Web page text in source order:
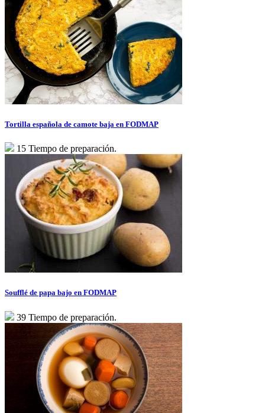
Tortilla española de camote baja en FODMAP
15 Tiempo de preparación.
Soufflé de papa bajo en FODMAP
39 Tiempo de preparación.